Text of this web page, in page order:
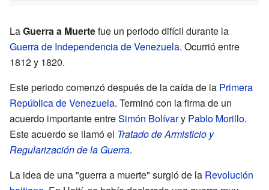
LaGuerra a Muertefue un periodo difícil durante la
Guerra de Independencia de Venezuela. Ocurrió entre
1812 y 1820.
Este periodo comenzó después de la caída de la Primera
República de Venezuela. Terminó con la firma de un
acuerdo importante entreSimón Bolívary Pablo Morillo.
Este acuerdo se llamó el Tratado de Armisticio y
Regularización de la Guerra.
La idea de una "guerra a muerte" surgió de la Revolución